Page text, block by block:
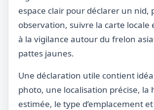
espace clair pour déclarer un nid,
observation, suivre la carte locale
à la vigilance autour du frelon
pattes jaunes.
Une déclaration utile contient
photo, une localisation précise, la
estimée, le type d’emplacement